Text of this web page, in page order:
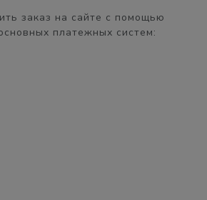
заказ на сайте с помощью
платежных систем: